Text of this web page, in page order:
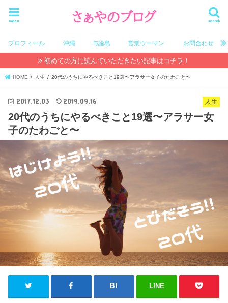
search
menu
プロフィール 沖縄 与論島 営業ウーマン お問合わせ
初めての方に読んでいただきたい記事はコチラ！
HOME 人生 20代のうちにやるべきこと19選〜アラサー女子のたわごと〜
人生
2017.12.03 2019.09.16
20代のうちにやるべきこと19選〜アラサー女
子のたわごと〜
LINE